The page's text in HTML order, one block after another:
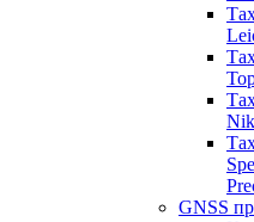
GNSS